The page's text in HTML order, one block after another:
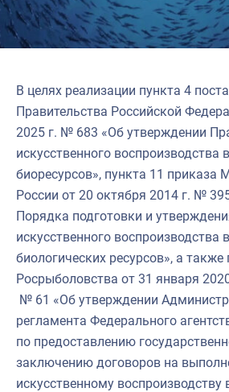
В целях реализации пункта 4
Правительства Российской
2025 г. № 683 «Об утверждении
искусственного воспроизводства
биоресурсов», пункта 11 приказа
России от 20 октября 2014 г. №
Порядка подготовки и
искусственного воспроизводства
биологических ресурсов», а также
Росрыболовства от 31 января
№ 61 «Об утверждении
регламента Федерального
по предоставлению
заключению договоров на
искусственному воспроизводству